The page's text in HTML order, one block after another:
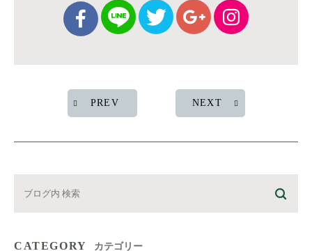
PREV NEXT
CATEGORY カテゴリー